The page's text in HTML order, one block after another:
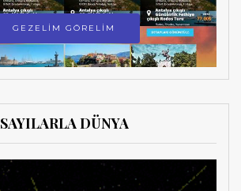
GEZELİM GÖRELİM
SAYILARLA DÜNYA